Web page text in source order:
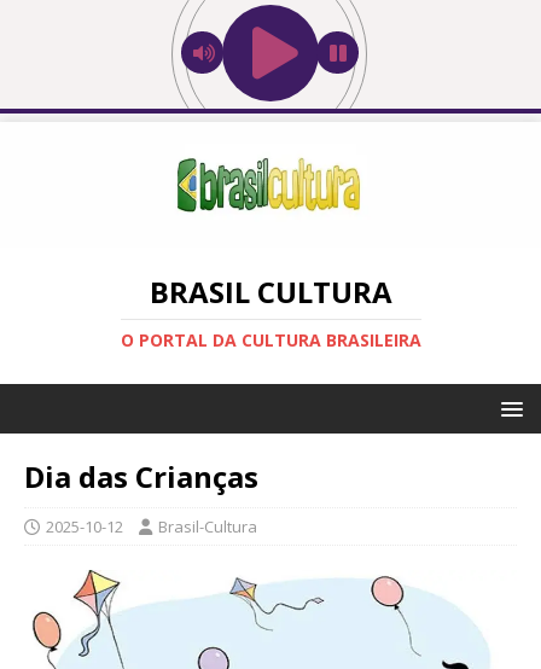
BRASIL CULTURA
O PORTAL DA CULTURA BRASILEIRA
Dia das Crianças
2025-10-12 Brasil-Cultura